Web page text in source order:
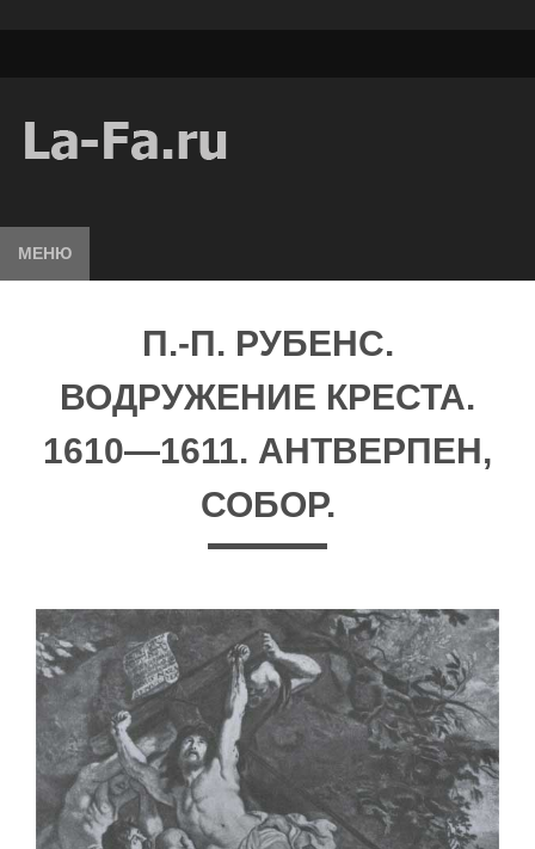
МЕНЮ
П.-П. РУБЕНС.
ВОДРУЖЕНИЕ КРЕСТА.
1610—1611. АНТВЕРПЕН,
СОБОР.